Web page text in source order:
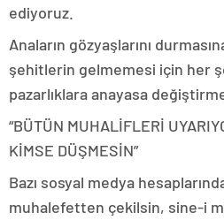
ediyoruz.
Anaların gözyaşlarını
şehitlerin gelmemesi için her
pazarlıklara anayasa
“BÜTÜN MUHALİFLERİ
KİMSE DÜŞMESİN”
Bazı sosyal medya
muhalefetten çekilsin, sine-i